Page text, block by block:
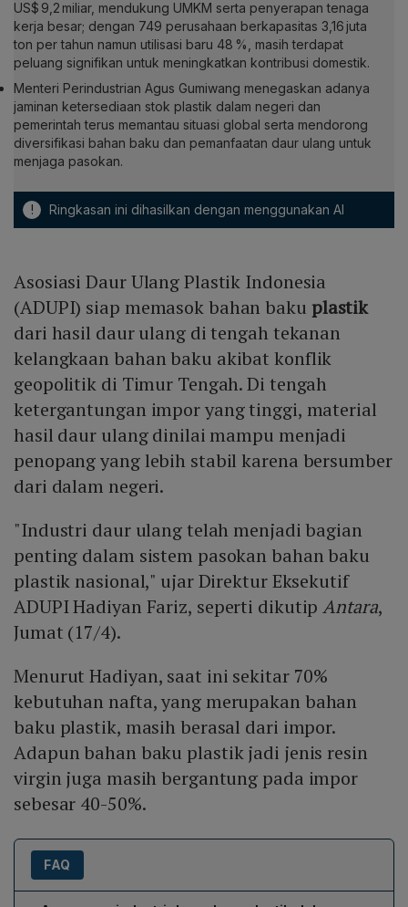
US$ 9,2 miliar, mendukung UMKM serta penyerapan tenaga
kerja besar; dengan 749 perusahaan berkapasitas 3,16 juta
ton per tahun namun utilisasi baru 48 %, masih terdapat
peluang signifikan untuk meningkatkan kontribusi domestik.
Menteri Perindustrian Agus Gumiwang menegaskan adanya
jaminan ketersediaan stok plastik dalam negeri dan
pemerintah terus memantau situasi global serta mendorong
diversifikasi bahan baku dan pemanfaatan daur ulang untuk
menjaga pasokan.
! Ringkasan ini dihasilkan dengan menggunakan AI
Asosiasi Daur Ulang Plastik Indonesia
(ADUPI) siap memasok bahan baku plastik
dari hasil daur ulang di tengah tekanan
kelangkaan bahan baku akibat konflik
geopolitik di Timur Tengah. Di tengah
ketergantungan impor yang tinggi, material
hasil daur ulang dinilai mampu menjadi
penopang yang lebih stabil karena bersumber
dari dalam negeri.
"Industri daur ulang telah menjadi bagian
penting dalam sistem pasokan bahan baku
plastik nasional," ujar Direktur Eksekutif
ADUPI Hadiyan Fariz, seperti dikutipAntara,
Jumat (17/4).
Menurut Hadiyan, saat ini sekitar 70%
kebutuhan nafta, yang merupakan bahan
baku plastik, masih berasal dari impor.
Adapun bahan baku plastik jadi jenis resin
virgin juga masih bergantung pada impor
sebesar 40-50%.
FAQ